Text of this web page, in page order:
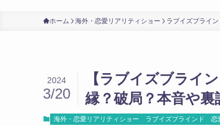
ホーム 海外・恋愛リアリティショー ラブイズブライン
【ラブイズブライ
縁？破局？本音や
2024
3/20
海外・恋愛リアリティショー ラブイズブラインド 恋